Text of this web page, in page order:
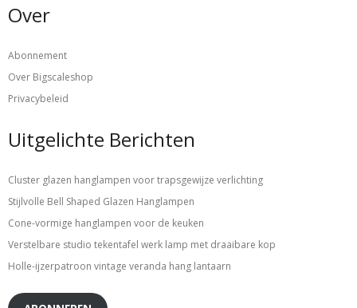
Over
Abonnement
Over Bigscaleshop
Privacybeleid
Uitgelichte Berichten
Cluster glazen hanglampen voor trapsgewijze verlichting
Stijlvolle Bell Shaped Glazen Hanglampen
Cone-vormige hanglampen voor de keuken
Verstelbare studio tekentafel werk lamp met draaibare kop
Holle-ijzerpatroon vintage veranda hang lantaarn